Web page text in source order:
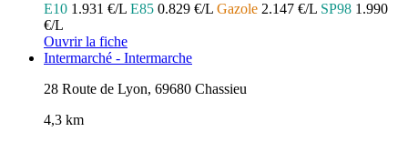
E10 1.931 €/L E85 0.829 €/L Gazole 2.147 €/L SP98 1.990
€/L
Ouvrir la fiche
Intermarché - Intermarche
28 Route de Lyon, 69680 Chassieu
4,3 km